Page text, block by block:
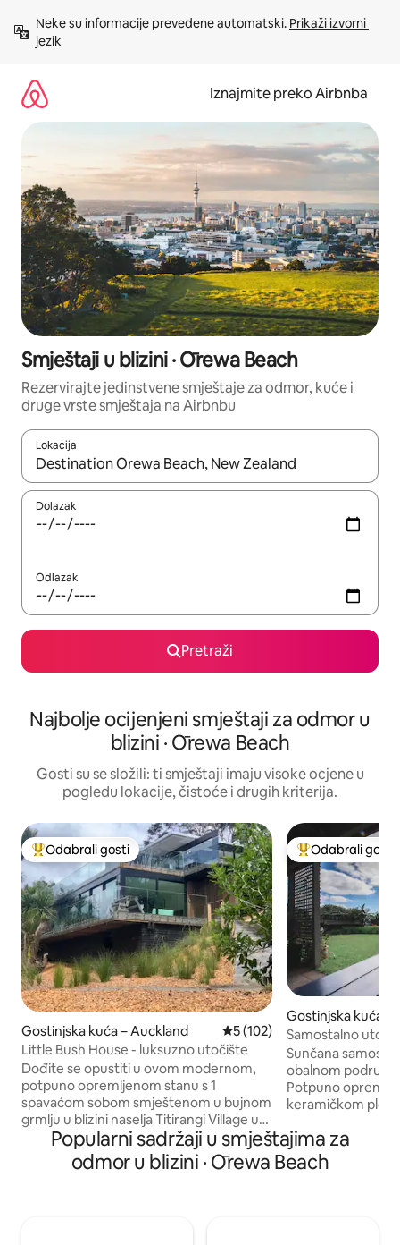
sadržaj
Neke su informacije prevedene automatski. Prikaži izvorni
jezik
Iznajmite preko Airbnba
Smještaji u blizini · Ōrewa Beach
Rezervirajte jedinstvene smještaje za odmor, kuće i
druge vrste smještaja na Airbnbu
Lokacija
Kada budu dostupni rezultati, moći ćete ih pregledati
Dolazak
Odlazak
Pretraži
Najbolje ocijenjeni smještaji za odmor u
blizini · Ōrewa Beach
Gosti su se složili: ti smještaji imaju visoke ocjene u
pogledu lokacije, čistoće i drugih kriterija.
Među najviše rangiranima s oznakom „Odabrali gosti”
Odabrali gosti
Gostinjska kuća – Auckland Prosječna ocjena: 5/5,
5 (102)
Little Bush House - luksuzno utočište
Dođite se opustiti u ovom modernom,
potpuno opremljenom stanu s 1
spavaćom sobom smještenom u bujnom
grmlju u blizini naselja Titirangi Village u
Waitakeresu, 25 minuta od poslovnog
središta Aucklanda. U ponudi je lagani
doručak. Na kauču na razvlačenje može
Među najviše
Odabrali gosti
Gostinjska kuća –
arāoa
Samostalno
Sunčana
obalnom
Potpuno
keramičkom
posuđa, kuhalom
blenderom. Priv.bathroom s tušem i
perilicom rublja.
Popularni sadržaji u smještajima za
odmor u blizini · Ōrewa Beach